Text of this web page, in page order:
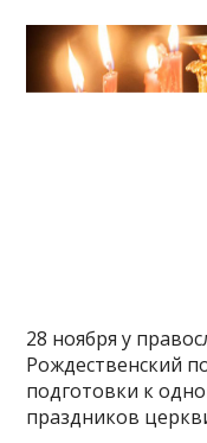
28 ноября у
Рождественский
подготовки к
праздников